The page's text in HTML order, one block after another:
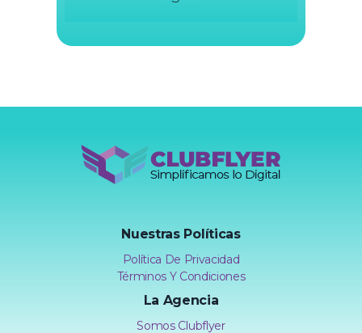
Nuestras Políticas
Política De Privacidad
Términos Y Condiciones
La Agencia
Somos Clubflyer